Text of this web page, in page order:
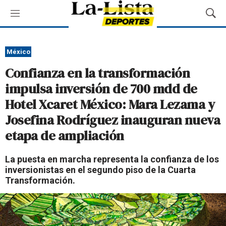
M
e
ú
M
o
ú
s
q
d
a
México
Confianza en la transformación
impulsa inversión de 700 mdd de
Hotel Xcaret México: Mara Lezama y
Josefina Rodríguez inauguran nueva
etapa de ampliación
La puesta en marcha representa la confianza de los
inversionistas en el segundo piso de la Cuarta
Transformación.